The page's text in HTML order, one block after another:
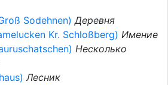
Sodehnen)Деревня
Kr. Schloßberg) Имение
Несколько
Лесник